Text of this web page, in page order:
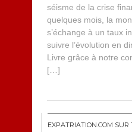
séisme de la crise
quelques mois, la
s’échange à un taux
suivre l’évolution en
Livre grâce à notre
[…]
EXPATRIATION.COM SUR